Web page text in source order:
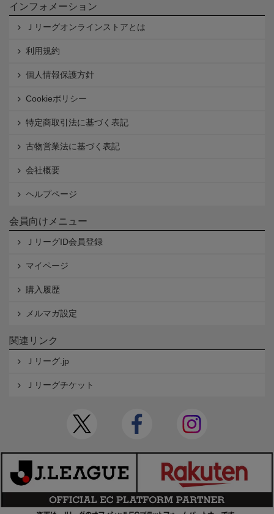
インフォメーション
Ｊリーグオンラインストアとは
利用規約
個人情報保護方針
Cookieポリシー
特定商取引法に基づく表記
古物営業法に基づく表記
会社概要
ヘルプページ
会員向けメニュー
ＪリーグID会員登録
マイページ
購入履歴
メルマガ設定
関連リンク
Ｊリーグ.jp
Ｊリーグチケット